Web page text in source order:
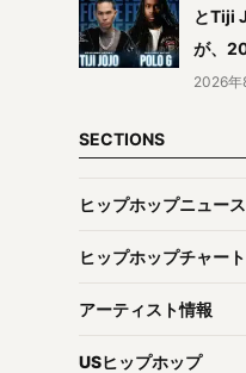
とTiji
が、
2026年
SECTIONS
ヒップホップニュース
ヒップホップチャート
アーティスト情報
USヒップホップ